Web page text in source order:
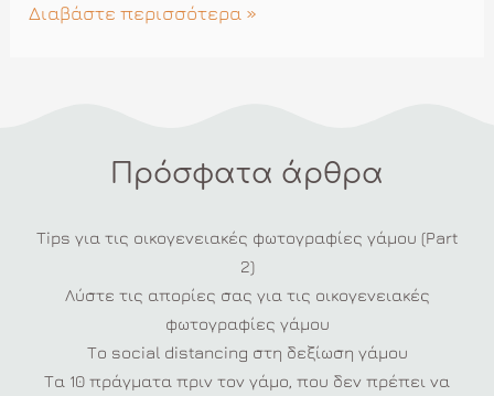
Μενού
Διαβάστε περισσότερα »
Πρόσφατα άρθρα
Tips για τις οικογενειακές φωτογραφίες γάμου (Part
2)
Λύστε τις απορίες σας για τις οικογενειακές
φωτογραφίες γάμου
Το social distancing στη δεξίωση γάμου
Τα 10 πράγματα πριν τον γάμο, που δεν πρέπει να